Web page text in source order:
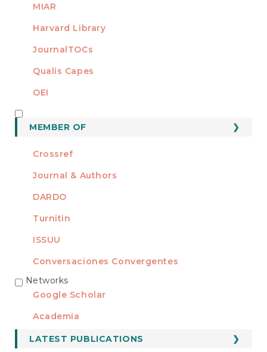
MIAR
Harvard Library
JournalTOCs
Qualis Capes
OEI
MEMBER OF
Crossref
Journal & Authors
DARDO
Turnitin
ISSUU
Conversaciones Convergentes
REDES
Networks
Google Scholar
Academia
LATEST PUBLICATIONS